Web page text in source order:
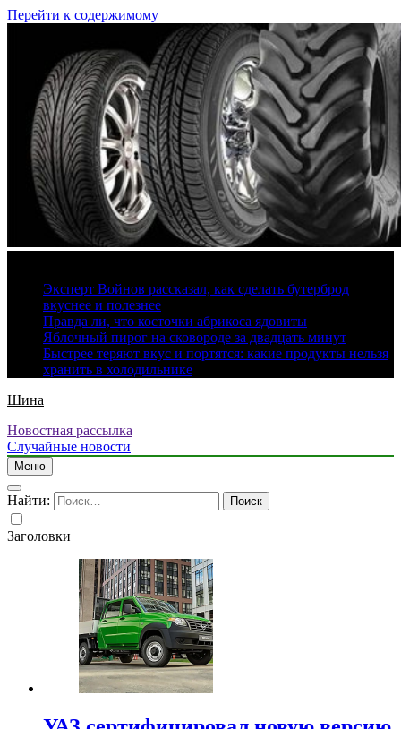
Перейти к содержимому
Эксперт Войнов рассказал, как сделать бутерброд
вкуснее и полезнее
Правда ли, что косточки абрикоса ядовиты
Яблочный пирог на сковороде за двадцать минут
Быстрее теряют вкус и портятся: какие продукты нельзя
хранить в холодильнике
Шина
Новостная рассылка
Случайные новости
Меню
Найти:
Заголовки